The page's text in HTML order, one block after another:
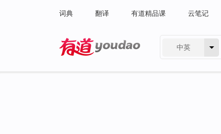
词典 翻译 有道精品课 云笔记
中英